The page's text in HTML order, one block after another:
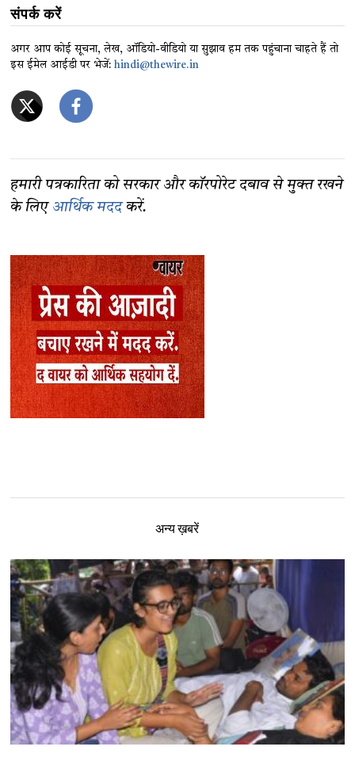
संपर्क करें
अगर आप कोई सूचना, लेख, ऑडियो-वीडियो या सुझाव हम तक पहुंचाना चाहते हैं तो
इस ईमेल आईडी पर भेजें:hindi@thewire.in
हमारी पत्रकारिता को सरकार और कॉरपोरेट दबाव से मुक्त रखने
के लिए आर्थिक मददकरें.
अन्य ख़बरें